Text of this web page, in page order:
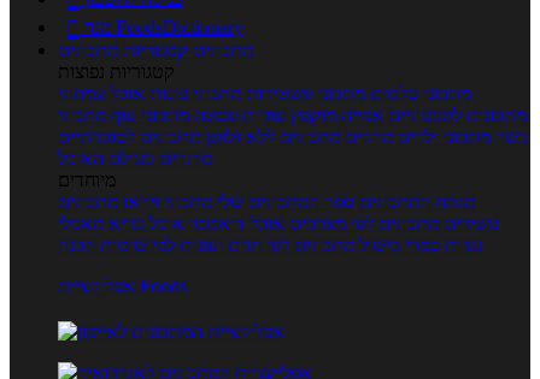

מנוי FoodsDictionary
מתכונים קטגוריות מתכונים
קטגוריות נפוצות
מתכוני סלטים מתכוני פשטידות מתכוני עוגות אוכל צמחוני
מתכונים לטבעוניים אפייה מוקפץ עוגיות פסטה מתכוני עוף מתכוני
בשר מתכוני ילדים מרקים מתכונים ללא גלוטן מתכונים לסוכרתיים
טרנדים בעולם האוכל
מיוחדים
מנתח המתכונים ספר המתכונים שלי מתכוני וידאו מתכונים
עשירים מתכונים לפי מצרכים אוכל דיאטטי אוכל בריא מאכלי
עדות ספרי בישול מתכונים לפי חגים ועונות לפי שיטות הכנה
אפליקציית Foods